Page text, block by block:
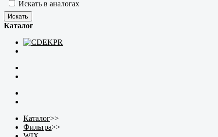
Искать в аналогах
Каталог
Каталог>>
Фильтра>>